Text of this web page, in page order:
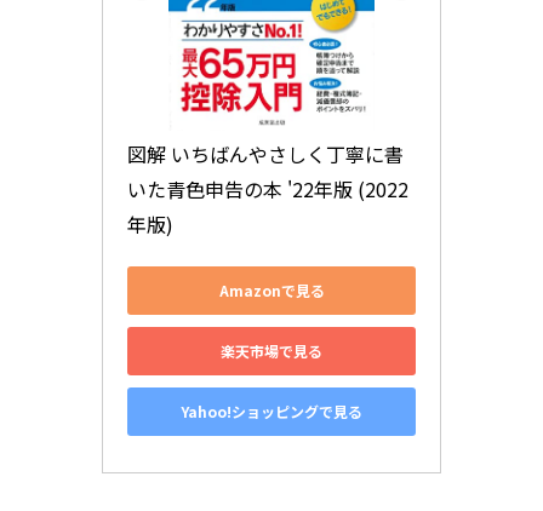
図解 いちばんやさしく丁寧に書
いた青色申告の本 '22年版 (2022
年版)
Amazonで見る
楽天市場で見る
Yahoo!ショッピングで見る